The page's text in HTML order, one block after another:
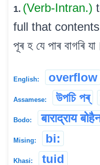
1. (Verb-Intran.)
full that contents
পূৰ হ যে পাৰ বাগৰি
English: overflow
Assamese: উপচি পৰ্
Bodo: बाराद्राय
Mising: bi:
Khasi: tuid